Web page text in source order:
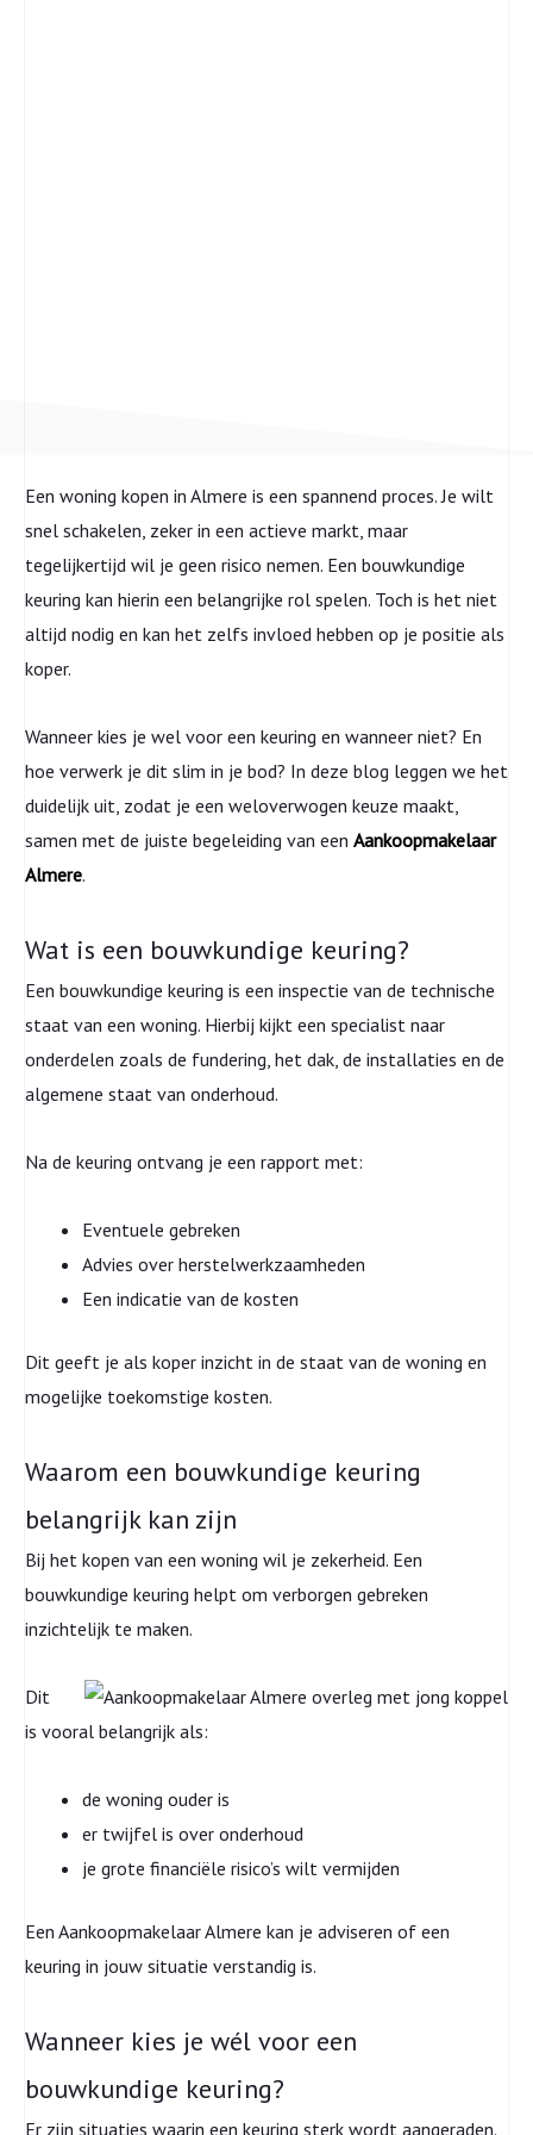
Een woning kopen in Almere is een spannend proces. Je wilt
snel schakelen, zeker in een actieve markt, maar
tegelijkertijd wil je geen risico nemen. Een bouwkundige
keuring kan hierin een belangrijke rol spelen. Toch is het niet
altijd nodig en kan het zelfs invloed hebben op je positie als
koper.
Wanneer kies je wel voor een keuring en wanneer niet? En
hoe verwerk je dit slim in je bod? In deze blog leggen we het
duidelijk uit, zodat je een weloverwogen keuze maakt,
samen met de juiste begeleiding van een Aankoopmakelaar
Almere.
Wat is een bouwkundige keuring?
Een bouwkundige keuring is een inspectie van de technische
staat van een woning. Hierbij kijkt een specialist naar
onderdelen zoals de fundering, het dak, de installaties en de
algemene staat van onderhoud.
Na de keuring ontvang je een rapport met:
Eventuele gebreken
Advies over herstelwerkzaamheden
Een indicatie van de kosten
Dit geeft je als koper inzicht in de staat van de woning en
mogelijke toekomstige kosten.
Waarom een bouwkundige keuring
belangrijk kan zijn
Bij het kopen van een woning wil je zekerheid. Een
bouwkundige keuring helpt om verborgen gebreken
inzichtelijk te maken.
Dit
is vooral belangrijk als:
de woning ouder is
er twijfel is over onderhoud
je grote financiële risico’s wilt vermijden
Een Aankoopmakelaar Almere kan je adviseren of een
keuring in jouw situatie verstandig is.
Wanneer kies je wél voor een
bouwkundige keuring?
Er zijn situaties waarin een keuring sterk wordt aangeraden.